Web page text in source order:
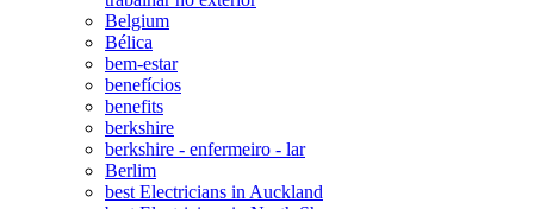
Belgium
Bélica
bem-estar
benefícios
benefits
berkshire
berkshire - enfermeiro - lar
Berlim
best Electricians in Auckland